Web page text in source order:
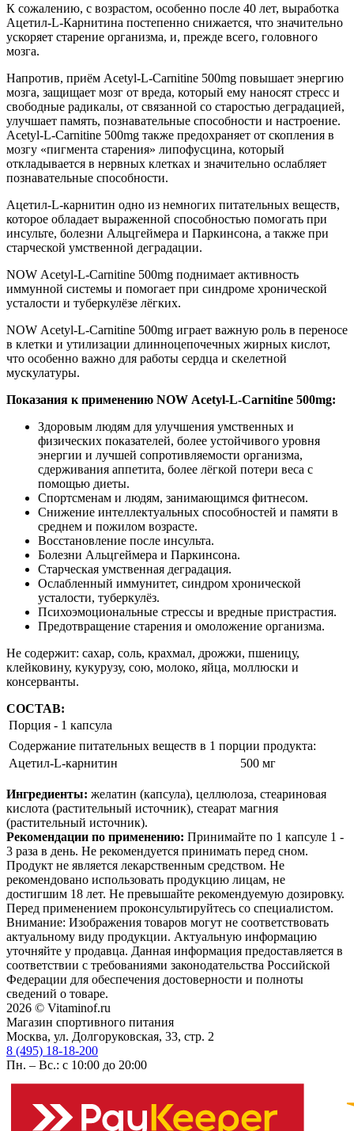
К сожалению, с возрастом, особенно после 40 лет, выработка
Ацетил-L-Карнитина постепенно снижается, что значительно
ускоряет старение организма, и, прежде всего, головного
мозга.
Напротив, приём Acetyl-L-Carnitine 500mg повышает энергию
мозга, защищает мозг от вреда, который ему наносят стресс и
свободные радикалы, от связанной со старостью деградацией,
улучшает память, познавательные способности и настроение.
Acetyl-L-Carnitine 500mg также предохраняет от скопления в
мозгу «пигмента старения» липофусцина, который
откладывается в нервных клетках и значительно ослабляет
познавательные способности.
Ацетил-L-карнитин одно из немногих питательных веществ,
которое обладает выраженной способностью помогать при
инсульте, болезни Альцгеймера и Паркинсона, а также при
старческой умственной деградации.
NOW Acetyl-L-Carnitine 500mg поднимает активность
иммунной системы и помогает при синдроме хронической
усталости и туберкулёзе лёгких.
NOW Acetyl-L-Carnitine 500mg играет важную роль в переносе
в клетки и утилизации длинноцепочечных жирных кислот,
что особенно важно для работы сердца и скелетной
мускулатуры.
Показания к применению NOW Acetyl-L-Carnitine 500mg:
Здоровым людям для улучшения умственных и
физических показателей, более устойчивого уровня
энергии и лучшей сопротивляемости организма,
сдерживания аппетита, более лёгкой потери веса с
помощью диеты.
Спортсменам и людям, занимающимся фитнесом.
Снижение интеллектуальных способностей и памяти в
среднем и пожилом возрасте.
Восстановление после инсульта.
Болезни Альцгеймера и Паркинсона.
Старческая умственная деградация.
Ослабленный иммунитет, синдром хронической
усталости, туберкулёз.
Психоэмоциональные стрессы и вредные пристрастия.
Предотвращение старения и омоложение организма.
Не содержит: сахар, соль, крахмал, дрожжи, пшеницу,
клейковину, кукурузу, сою, молоко, яйца, моллюски и
консерванты.
СОСТАВ:
Порция - 1 капсула
Содержание питательных веществ в 1 порции продукта:
Ацетил-L-карнитин
500 мг
Ингредиенты: желатин (капсула), целлюлоза, стеариновая
кислота (растительный источник), стеарат магния
(растительный источник).
Рекомендации по применению: Принимайте по 1 капсуле 1 -
3 раза в день. Не рекомендуется принимать перед сном.
Продукт не является лекарственным средством. Не
рекомендовано использовать продукцию лицам, не
достигшим 18 лет. Не превышайте рекомендуемую дозировку.
Перед применением проконсультируйтесь со специалистом.
Внимание: Изображения товаров могут не соответствовать
актуальному виду продукции. Актуальную информацию
уточняйте у продавца. Данная информация предоставляется в
соответствии с требованиями законодательства Российской
Федерации для обеспечения достоверности и полноты
сведений о товаре.
2026 © Vitaminof.ru
Магазин спортивного питания
Москва, ул. Долгоруковская, 33, стр. 2
8 (495) 18-18-200
Пн. – Вс.: с 10:00 до 20:00